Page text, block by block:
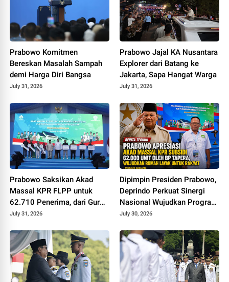
Prabowo Komitmen
Bereskan Masalah Sampah
demi Harga Diri Bangsa
July 31, 2026
Prabowo Jajal KA Nusantara
Explorer dari Batang ke
Jakarta, Sapa Hangat Warga
July 31, 2026
Prabowo Saksikan Akad
Massal KPR FLPP untuk
62.710 Penerima, dari Guru
SD hingga Pengemudi Ojol
July 31, 2026
Dipimpin Presiden Prabowo,
Deprindo Perkuat Sinergi
Nasional Wujudkan Program
3 Juta Rumah
July 30, 2026